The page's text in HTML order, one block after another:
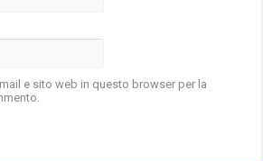
e sito web in questo browser per la